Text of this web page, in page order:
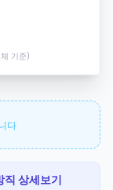
기준)
다
직 상세보기